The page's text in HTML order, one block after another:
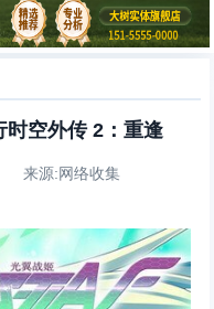
时空外传 2：重逢
源:网络收集